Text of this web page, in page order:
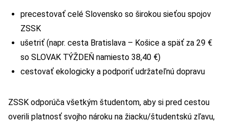
precestovať celé Slovensko so širokou sieťou spojov
ZSSK
ušetriť (napr. cesta Bratislava – Košice a späť za 29 €
so SLOVAK TÝŽDEŇ namiesto 38,40 €)
cestovať ekologicky a podporiť udržateľnú dopravu
ZSSK odporúča všetkým študentom, aby si pred cestou
overili platnosť svojho nároku na žiacku/študentskú zľavu,